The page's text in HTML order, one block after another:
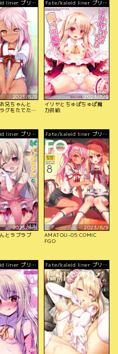
liner プリズ
2023/8/9
兄ちゃんと
グをたてた
Fate/kaleid liner プリズ
マ☆イリヤ
2023/8/9
イリヤとちゅぱちゅぱ魔
力供給
liner プリズ
2023/8/9
とラブラブ
Fate/kaleid liner プリズ
マ☆イリヤ
2023/8/9
AMATOU-05 COMIC
FGO
liner プリズ
Fate/kaleid liner プリズ
マ☆イリヤ